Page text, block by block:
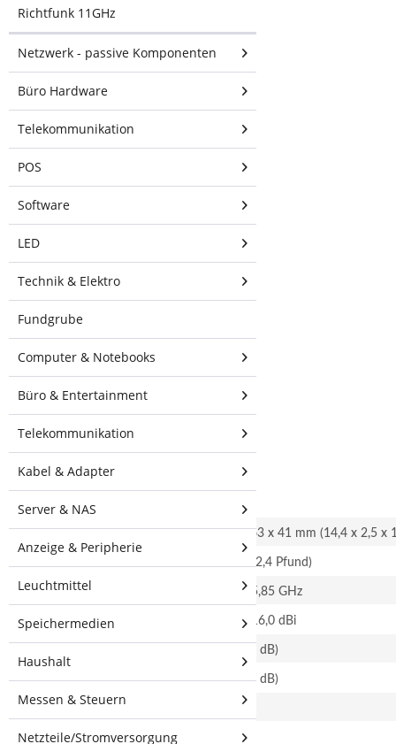
Richtfunk 11GHz
Netzwerk - passive Komponenten
Büro Hardware
Telekommunikation
POS
Software
LED
Technik & Elektro
Fundgrube
Computer & Notebooks
Büro & Entertainment
Telekommunikation
Kabel & Adapter
Server & NAS
Anzeige & Peripherie
Leuchtmittel
Speichermedien
Haushalt
Messen & Steuern
Netzteile/Stromversorgung
(PtMP)-Netzwerken.
im Außenbereich
Kompatibel mit Rocket
Prism 5AC
Technische
Spezifikationen
AM-5G16-120
367 x 63 x 41 mm (14,4 x 2,5 x
1,1 kg (2,4 Pfund)
Frequenzbereich 5,10 - 5,85 GHz
Gewinnen 15,0 - 16,0 dBi
137° (6 dB)
VPOL-Strahlbreite 118° (6 dB)
Elektrische